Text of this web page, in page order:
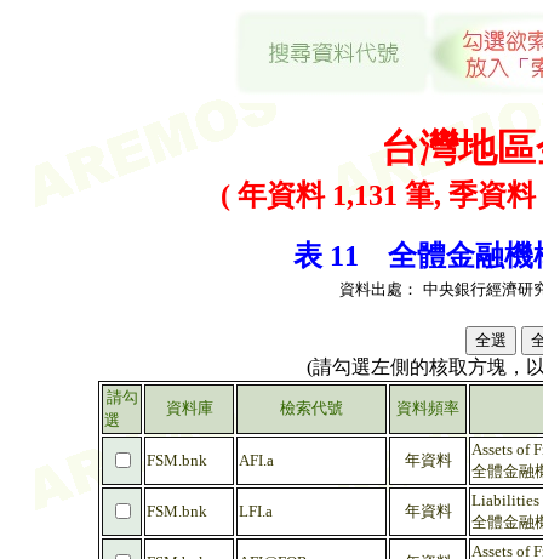
台灣地
( 年資料 1,131 筆, 季資
表 11 全體金融機
資料出處： 中央銀行經濟研
(請勾選左側的核取方塊，
請勾
選
資料庫 檢索代號 資料頻率
FSM.bnk AFI.a 年資料
Assets of
全體金融
FSM.bnk LFI.a 年資料
Liabilities
全體金融
Assets of